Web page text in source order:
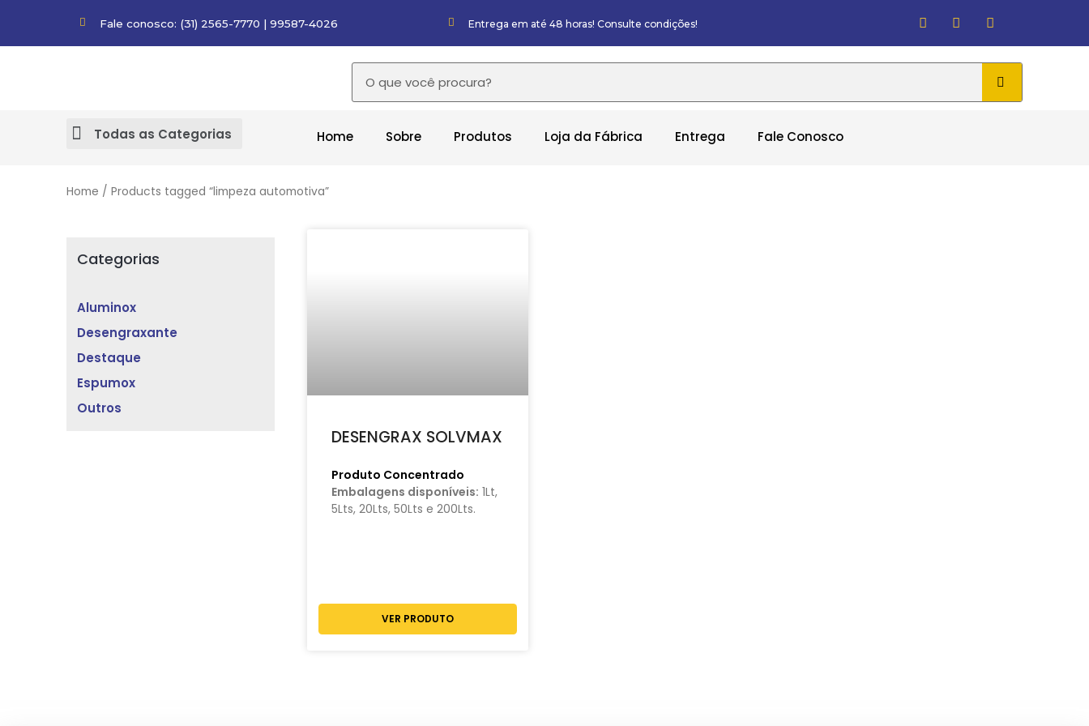
Fale conosco: (31) 2565-7770 | 99587-4026 Entrega em até 48 horas! Consulte condições!
Home Sobre Produtos Loja da Fábrica Entrega Fale Conosco
Home / Products tagged “limpeza automotiva”
Categorias
Aluminox
Desengraxante
Destaque
Espumox
Outros
DESENGRAX SOLVMAX
Produto Concentrado
Embalagens disponíveis: 1Lt,
5Lts, 20Lts, 50Lts e 200Lts.
VER PRODUTO